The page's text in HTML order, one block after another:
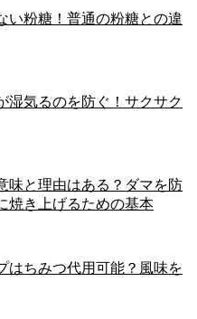
い粉糖！普通の粉糖との違
湿気るのを防ぐ！サクサク
味と理由はある？ダマを防
焼き上げるための基本
はちみつ代用可能？風味を